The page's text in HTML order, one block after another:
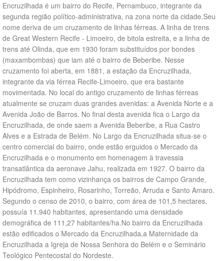
Encruzilhada é um bairro do Recife, Pernambuco, integrante da
segunda região político-administrativa, na zona norte da cidade.Seu
nome deriva de um cruzamento de linhas férreas. A linha de trens
de Great Western Recife - Limoeiro, de bitola estreita, e a linha de
trens até Olinda, que em 1930 foram substituídos por bondes
(maxambombas) que iam até o bairro de Beberibe. Nesse
cruzamento foi aberta, em 1881, a estação da Encruzilhada,
integrante da via férrea Recife-Limoeiro, que era bastante
movimentada. No local do antigo cruzamento de linhas férreas
atualmente se cruzam duas grandes avenidas: a Avenida Norte e a
Avenida João de Barros. No final desta avenida fica o Largo da
Encruzilhada, de onde saem a Avenida Beberibe, a Rua Castro
Alves e a Estrada de Belém. No Largo da Encruzilhada situa-se o
centro comercial do bairro, onde estão erguidos o Mercado da
Encruzilhada e o monumento em homenagem à travessia
transatlântica da aeronave Jahu, realizada em 1927. O bairro da
Encruzilhada tem como vizinhança os bairros de Campo Grande,
Hipódromo, Espinheiro, Rosarinho, Torreão, Arruda e Santo Amaro.
Segundo o censo de 2010, o bairro, com área de 101,5 hectares,
possuía 11.940 habitantes, apresentando uma densidade
demográfica de 111,27 habitantes/ha.No bairro da Encruzilhada
estão edificados o Mercado da Encruzilhada,a Maternidade da
Encruzilhada a Igreja de Nossa Senhora do Belém e o Seminário
Teológico Pentecostal do Nordeste.